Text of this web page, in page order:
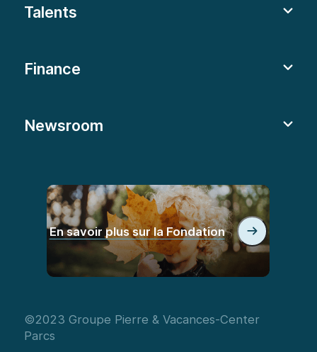
Talents
Finance
Newsroom
En savoir plus sur la Fondation
©2023 Groupe Pierre & Vacances-Center
Parcs